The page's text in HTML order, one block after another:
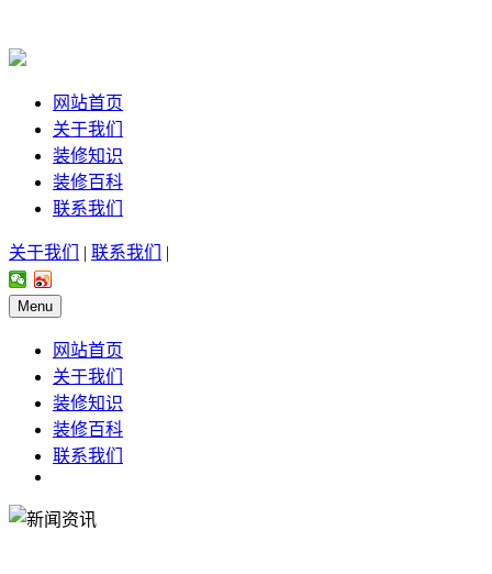
网站首页
关于我们
装修知识
装修百科
联系我们
关于我们 | 联系我们 |
Menu
网站首页
关于我们
装修知识
装修百科
联系我们